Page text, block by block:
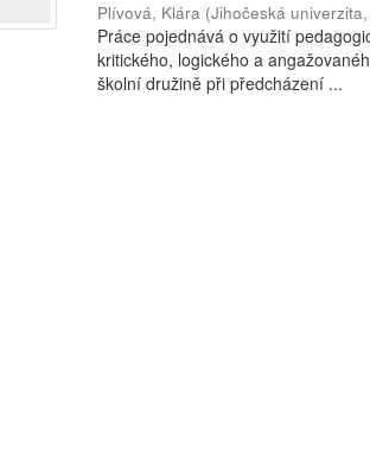
Plívová, Klára (Jihočeská univerzita
Práce pojednává o využití
kritického, logického a
školní družině při předcházení ...